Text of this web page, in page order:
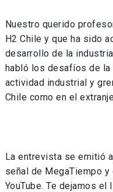
Nuestro querido
H2 Chile y que ha sido
desarrollo de la
habló los desafíos de
actividad industrial y
Chile como en el
La entrevista se emitió
señal de MegaTiempo
YouTube. Te dejamos